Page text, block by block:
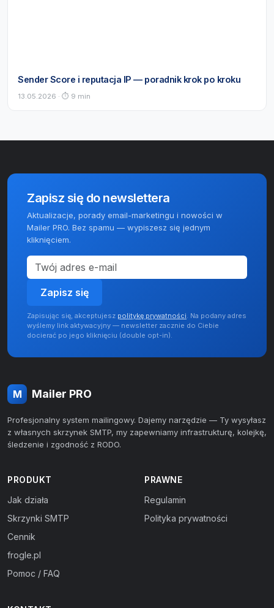
Sender Score i reputacja IP — poradnik krok po kroku
13.05.2026 · ⏱ 9 min
Zapisz się do newslettera
Aktualizacje, porady email-marketingu i nowości w
Mailer PRO. Bez spamu — wypiszesz się jednym
kliknięciem.
Zapisz się
Zapisując się, akceptujesz politykę prywatności. Na podany adres
wyślemy link aktywacyjny — newsletter zacznie do Ciebie
docierać po jego kliknięciu (double opt-in).
M Mailer PRO
Profesjonalny system mailingowy. Dajemy narzędzie — Ty wysyłasz
z własnych skrzynek SMTP, my zapewniamy infrastrukturę, kolejkę,
śledzenie i zgodność z RODO.
PRODUKT
Jak działa
Skrzynki SMTP
Cennik
frogle.pl
Pomoc / FAQ
PRAWNE
Regulamin
Polityka prywatności